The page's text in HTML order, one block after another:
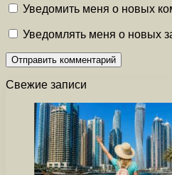
Уведомить меня о новых
Уведомлять меня о новых
Свежие записи